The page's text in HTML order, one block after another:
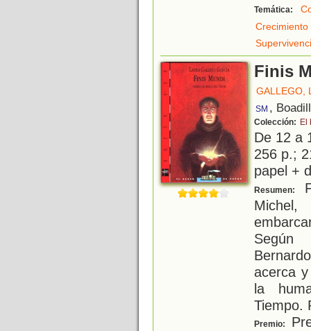
Temática:
Crecimiento
Finis
GALLEGO,
SM ,
Colección: El
De 12 a
256 p.;
papel +
Resumen:
Michel,
Según
acerca
la
Tiempo.
Premio: